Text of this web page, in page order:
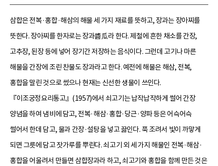
삼합은 전복·홍합·해삼의 해물 세 가지 재료를 뜻하고, 장과는 장아찌를
뜻한다. 장아찌를 한자로는 장과醬瓜라 한다. 제철에 흔한 채소를 간장,
고추장, 된장 등에 넣어 장기간 저장하는 음식이다. 그런데 고기나 마른
해물을 간장에 조린 찬물도 장과라고 한다. 예전에 해물은 해삼, 전복,
홍합을 말린 것으로 썼으나 현재는 신선한 생물이 쓰인다.
『이조궁정요리통고』(1957)에서 쇠고기는 납작납작하게 썰어 간장
양념을 하여 냄비에 담고, 전복·해삼·홍합·당근·양파 등은 어슥어슥
썰어서 한데 담고, 물과 간장·설탕을 넣고 끓인다. 푹 조려서 빛이 까맣게
되면 그릇에 담고 잣가루를 뿌린다. 쇠고기 외 세 가지 해물인 전복·해삼·
홍합을 어울려서 만들면 삼합장과라 하고, 쇠고기와 홍합을 함께 만든 것은